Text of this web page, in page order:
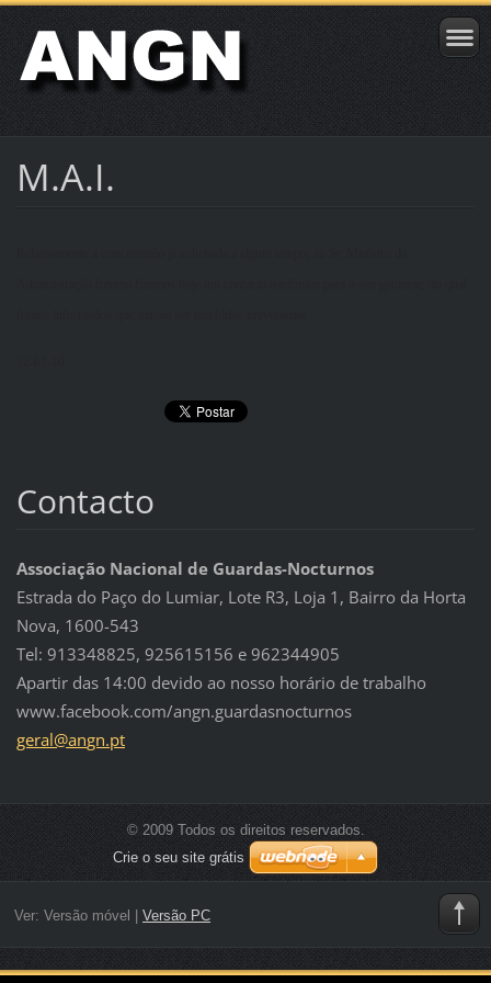
M.A.I.
Contacto
Associação Nacional de Guardas-Nocturnos
Estrada do Paço do Lumiar, Lote R3, Loja 1, Bairro da Horta
Nova, 1600-543
Tel: 913348825, 925615156 e 962344905
Apartir das 14:00 devido ao nosso horário de trabalho
www.facebook.com/angn.guardasnocturnos
geral@angn.pt
© 2009 Todos os direitos reservados.
Crie o seu site grátis
Ver: Versão móvel | Versão PC